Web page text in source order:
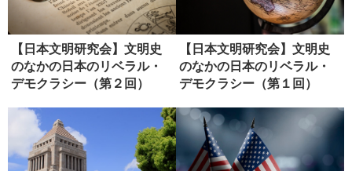
【日本文明研究会】文明史
のなかの日本のリベラル・
デモクラシー（第２回）
【日本文明研究会】文明史
のなかの日本のリベラル・
デモクラシー（第１回）